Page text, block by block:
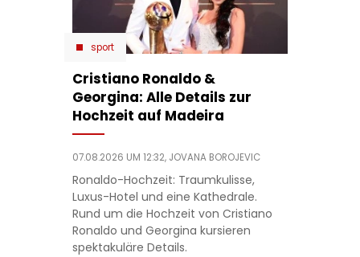
sport
Cristiano Ronaldo &
Georgina: Alle Details zur
Hochzeit auf Madeira
07.08.2026 UM 12:32, JOVANA BOROJEVIC
Ronaldo-Hochzeit: Traumkulisse,
Luxus-Hotel und eine Kathedrale.
Rund um die Hochzeit von Cristiano
Ronaldo und Georgina kursieren
spektakuläre Details.